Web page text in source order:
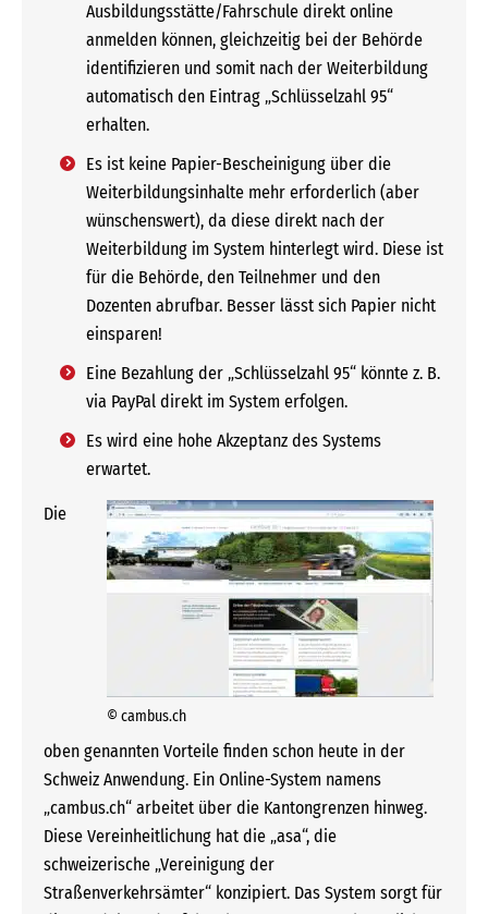
Ausbildungsstätte/Fahrschule direkt online
anmelden können, gleichzeitig bei der Behörde
identifizieren und somit nach der Weiterbildung
automatisch den Eintrag „Schlüsselzahl 95“
erhalten.
Es ist keine Papier-Bescheinigung über die
Weiterbildungsinhalte mehr erforderlich (aber
wünschenswert), da diese direkt nach der
Weiterbildung im System hinterlegt wird. Diese ist
für die Behörde, den Teilnehmer und den
Dozenten abrufbar. Besser lässt sich Papier nicht
einsparen!
Eine Bezahlung der „Schlüsselzahl 95“ könnte z. B.
via PayPal direkt im System erfolgen.
Es wird eine hohe Akzeptanz des Systems
erwartet.
© cambus.ch
Die
oben genannten Vorteile finden schon heute in der
Schweiz Anwendung. Ein Online-System namens
„cambus.ch“ arbeitet über die Kantongrenzen hinweg.
Diese Vereinheitlichung hat die „asa“, die
schweizerische „Vereinigung der
Straßenverkehrsämter“ konzipiert. Das System sorgt für